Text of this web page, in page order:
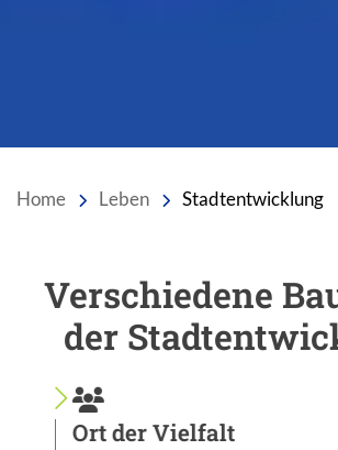
Home Leben Stadtentwicklung
Einleitung
Verschiedene
der
Ort der Vielfalt